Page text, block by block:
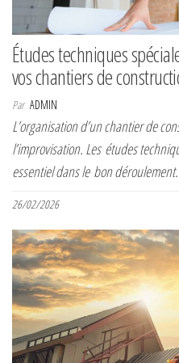
Études techniques
vos chantiers de
Par ADMIN
L’organisation d’un chantier de
l’improvisation. Les études
essentiel dans le bon
26/02/2026